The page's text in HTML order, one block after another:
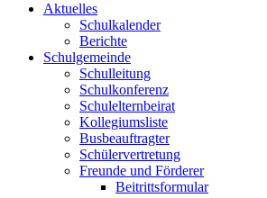
Aktuelles
Schulkalender
Berichte
Schulgemeinde
Schulleitung
Schulkonferenz
Schulelternbeirat
Kollegiumsliste
Busbeauftragter
Schülervertretung
Freunde und Förderer
Beitrittsformular